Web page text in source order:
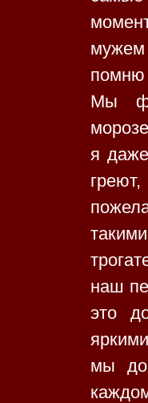
мужем
помню
Мы
я
наш
это
мы до